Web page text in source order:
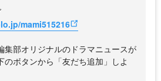
mami515216
集部オリジナルのドラマニュースが
のボタンから「友だち追加」しよ